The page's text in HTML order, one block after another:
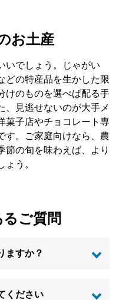
お土産
いでしょう。じゃがい
どの特産品を生かした限
けのものを選べば配る手
、見逃せないのが大手メ
菓子店やチョコレート専
す。ご家庭向けなら、農
節の旬を味わえば、より
う。
ご質問
ますか？
ください